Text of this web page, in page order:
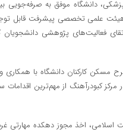
هیئت علمی تخصصی پیشرفت قابل
فعالیت‌های پژوهشی
کارکنان دانشگاه با همکاری
مرکز کبودرآهنگ از مهم‌ترین اقدامات
اسلامی، اخذ مجوز دهکده مهارتی